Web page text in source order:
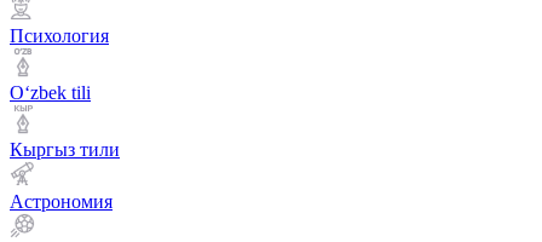
Психология
Оʻzbek tili
Кыргыз тили
Астрономия